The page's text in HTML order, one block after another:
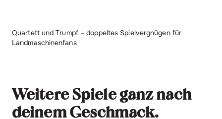
Quartett und Trumpf – doppeltes Spielvergnügen für
Landmaschinenfans
Weitere Spiele ganz nach
deinem Geschmack.